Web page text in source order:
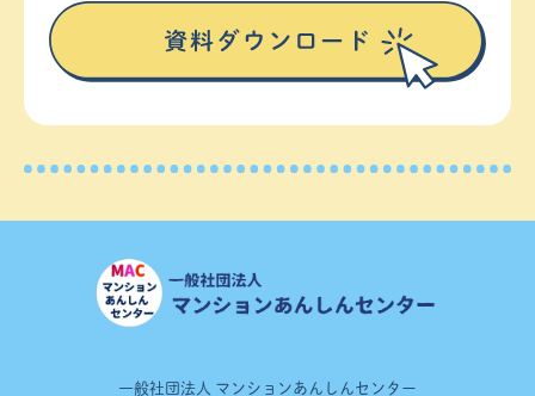
一般社団法人 マンションあんしんセンター